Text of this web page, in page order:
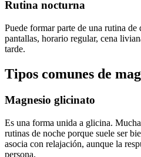
Rutina nocturna
Puede formar parte de una rutina de
pantallas, horario regular, cena
tarde.
Tipos comunes de
Magnesio glicinato
Es una forma unida a glicina.
rutinas de noche porque suele ser
asocia con relajación, aunque la
persona.